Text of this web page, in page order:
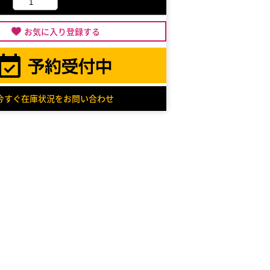
お気に入り登録する
すぐ在庫状況をお問い合わせ